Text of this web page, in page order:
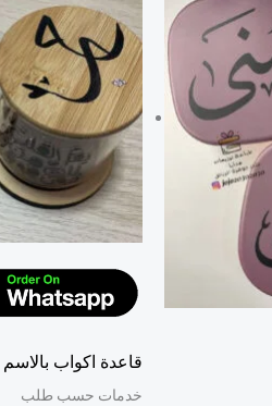
قاعدة اكواب بالاسم
خدمات حسب طلب